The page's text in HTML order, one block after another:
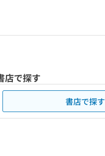
店で探す
書店で探す